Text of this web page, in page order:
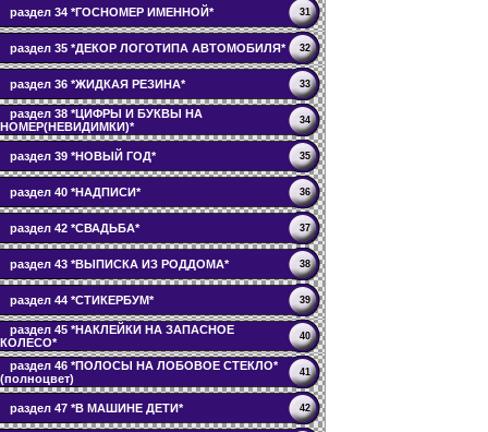
раздел 34 *ГОСНОМЕР ИМЕННОЙ* 31
раздел 35 *ДЕКОР ЛОГОТИПА АВТОМОБИЛЯ* 32
раздел 36 *ЖИДКАЯ РЕЗИНА* 33
раздел 38 *ЦИФРЫ И БУКВЫ НА
НОМЕР(НЕВИДИМКИ)*
34
раздел 39 *НОВЫЙ ГОД* 35
раздел 40 *НАДПИСИ* 36
раздел 42 *СВАДЬБА* 37
раздел 43 *ВЫПИСКА ИЗ РОДДОМА* 38
раздел 44 *СТИКЕРБУМ* 39
раздел 45 *НАКЛЕЙКИ НА ЗАПАСНОЕ
КОЛЕСО*
40
раздел 46 *ПОЛОСЫ НА ЛОБОВОЕ СТЕКЛО*
(полноцвет)
41
раздел 47 *В МАШИНЕ ДЕТИ* 42